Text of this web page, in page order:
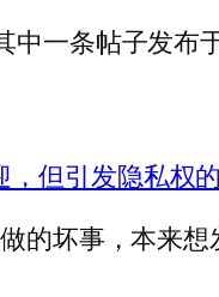
一条帖子发布
但引发隐私权
的坏事，本来